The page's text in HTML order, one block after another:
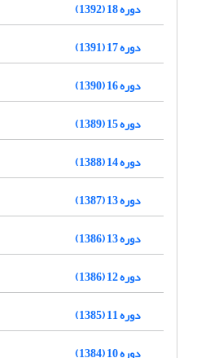
دوره 18 (1392)
دوره 17 (1391)
دوره 16 (1390)
دوره 15 (1389)
دوره 14 (1388)
دوره 13 (1387)
دوره 13 (1386)
دوره 12 (1386)
دوره 11 (1385)
دوره 10 (1384)